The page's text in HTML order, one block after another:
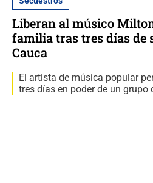
Liberan al músico
familia tras tres días de
Cauca
El artista de música popular
tres días en poder de un grupo